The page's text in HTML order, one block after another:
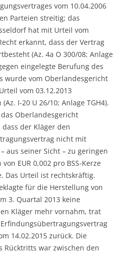
vom 10.04.2006
Parteien streitig; das
hat mit Urteil vom
erkannt, dass der Vertrag
(Az. 4a O 300/08; Anlage
eingelegte Berufung des
wurde vom Oberlandesgericht
vom 03.12.2013
I-20 U 26/10; Anlage TGH4).
Oberlandesgericht
der Kläger den
nicht mit
aus seiner Sicht – zu geringen
EUR 0,002 pro BSS-Kerze
Das Urteil ist rechtskräftig.
für die Herstellung von
3. Quartal 2013 keine
Kläger mehr vornahm, trat
14.02.2015 zurück. Die
Rücktritts war zwischen den